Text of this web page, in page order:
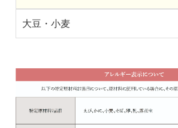
大豆・小麦